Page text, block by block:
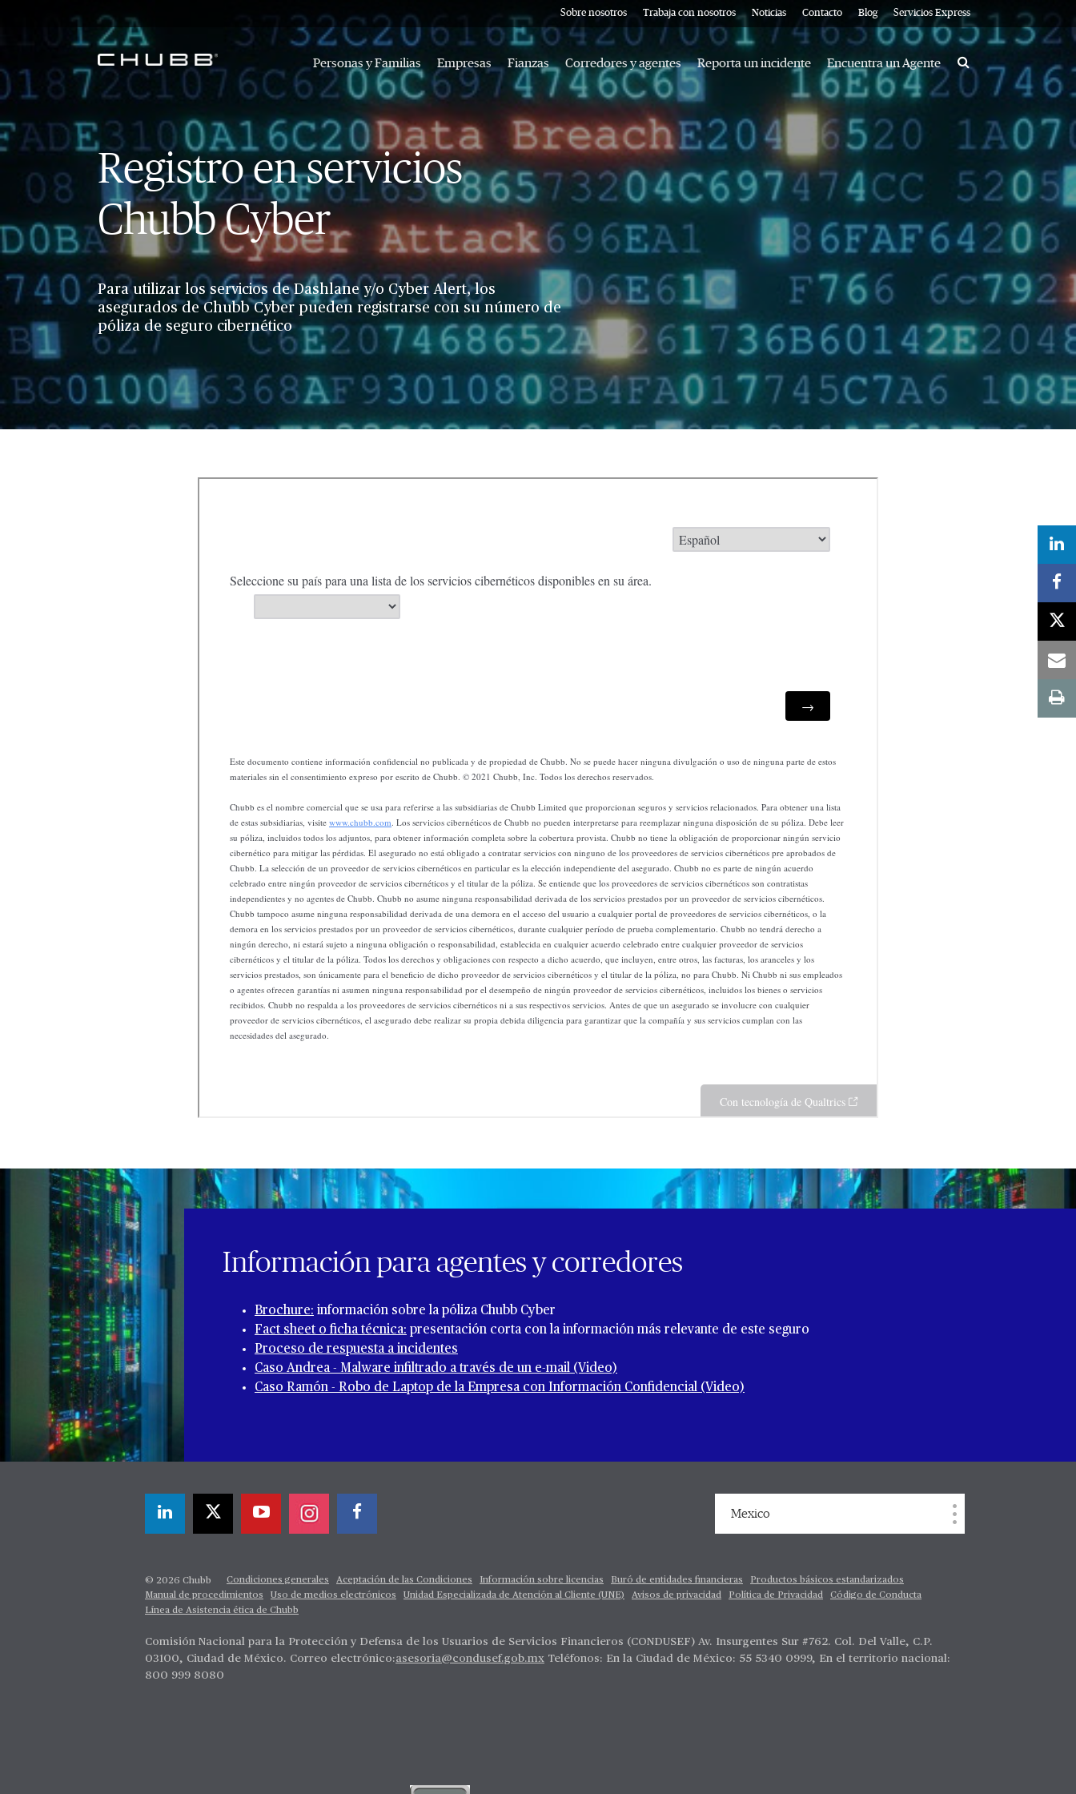
Sobre nosotros Trabaja con nosotros Noticias Contacto Blog Servicios Express
Personas y Familias Empresas Fianzas Corredores y agentes Reporta un incidente Encuentra un Agente Search
Registro en servicios
Chubb Cyber
Para utilizar los servicios de Dashlane y/o Cyber Alert, los
asegurados de Chubb Cyber pueden registrarse con su número de
póliza de seguro cibernético
Información para agentes y corredores
Brochure: información sobre la póliza Chubb Cyber
Fact sheet o ficha técnica: presentación corta con la información más relevante de este seguro
Proceso de respuesta a incidentes
Caso Andrea - Malware infiltrado a través de un e-mail (Video)
Caso Ramón - Robo de Laptop de la Empresa con Información Confidencial (Video)
Mexico
© 2026 Chubb Condiciones generales Aceptación de las Condiciones Información sobre licencias Buró de entidades financieras
Productos básicos estandarizados
Manual de procedimientos
Uso de medios electrónicos Unidad Especializada de Atención al Cliente (UNE) Avisos de privacidad Política de Privacidad
Código de Conducta
Línea de Asistencia ética de Chubb
Comisión Nacional para la Protección y Defensa de los Usuarios de Servicios Financieros (CONDUSEF) Av. Insurgentes Sur #762. Col. Del Valle, C.P.
03100, Ciudad de México. Correo electrónico:asesoria@condusef.gob.mx Teléfonos: En la Ciudad de México: 55 5340 0999, En el territorio nacional:
800 999 8080